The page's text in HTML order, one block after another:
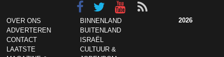
OVER ONS
ADVERTEREN
CONTACT
LAATSTE
BINNENLAND
BUITENLAND
ISRAËL
CULTUUR &
2026